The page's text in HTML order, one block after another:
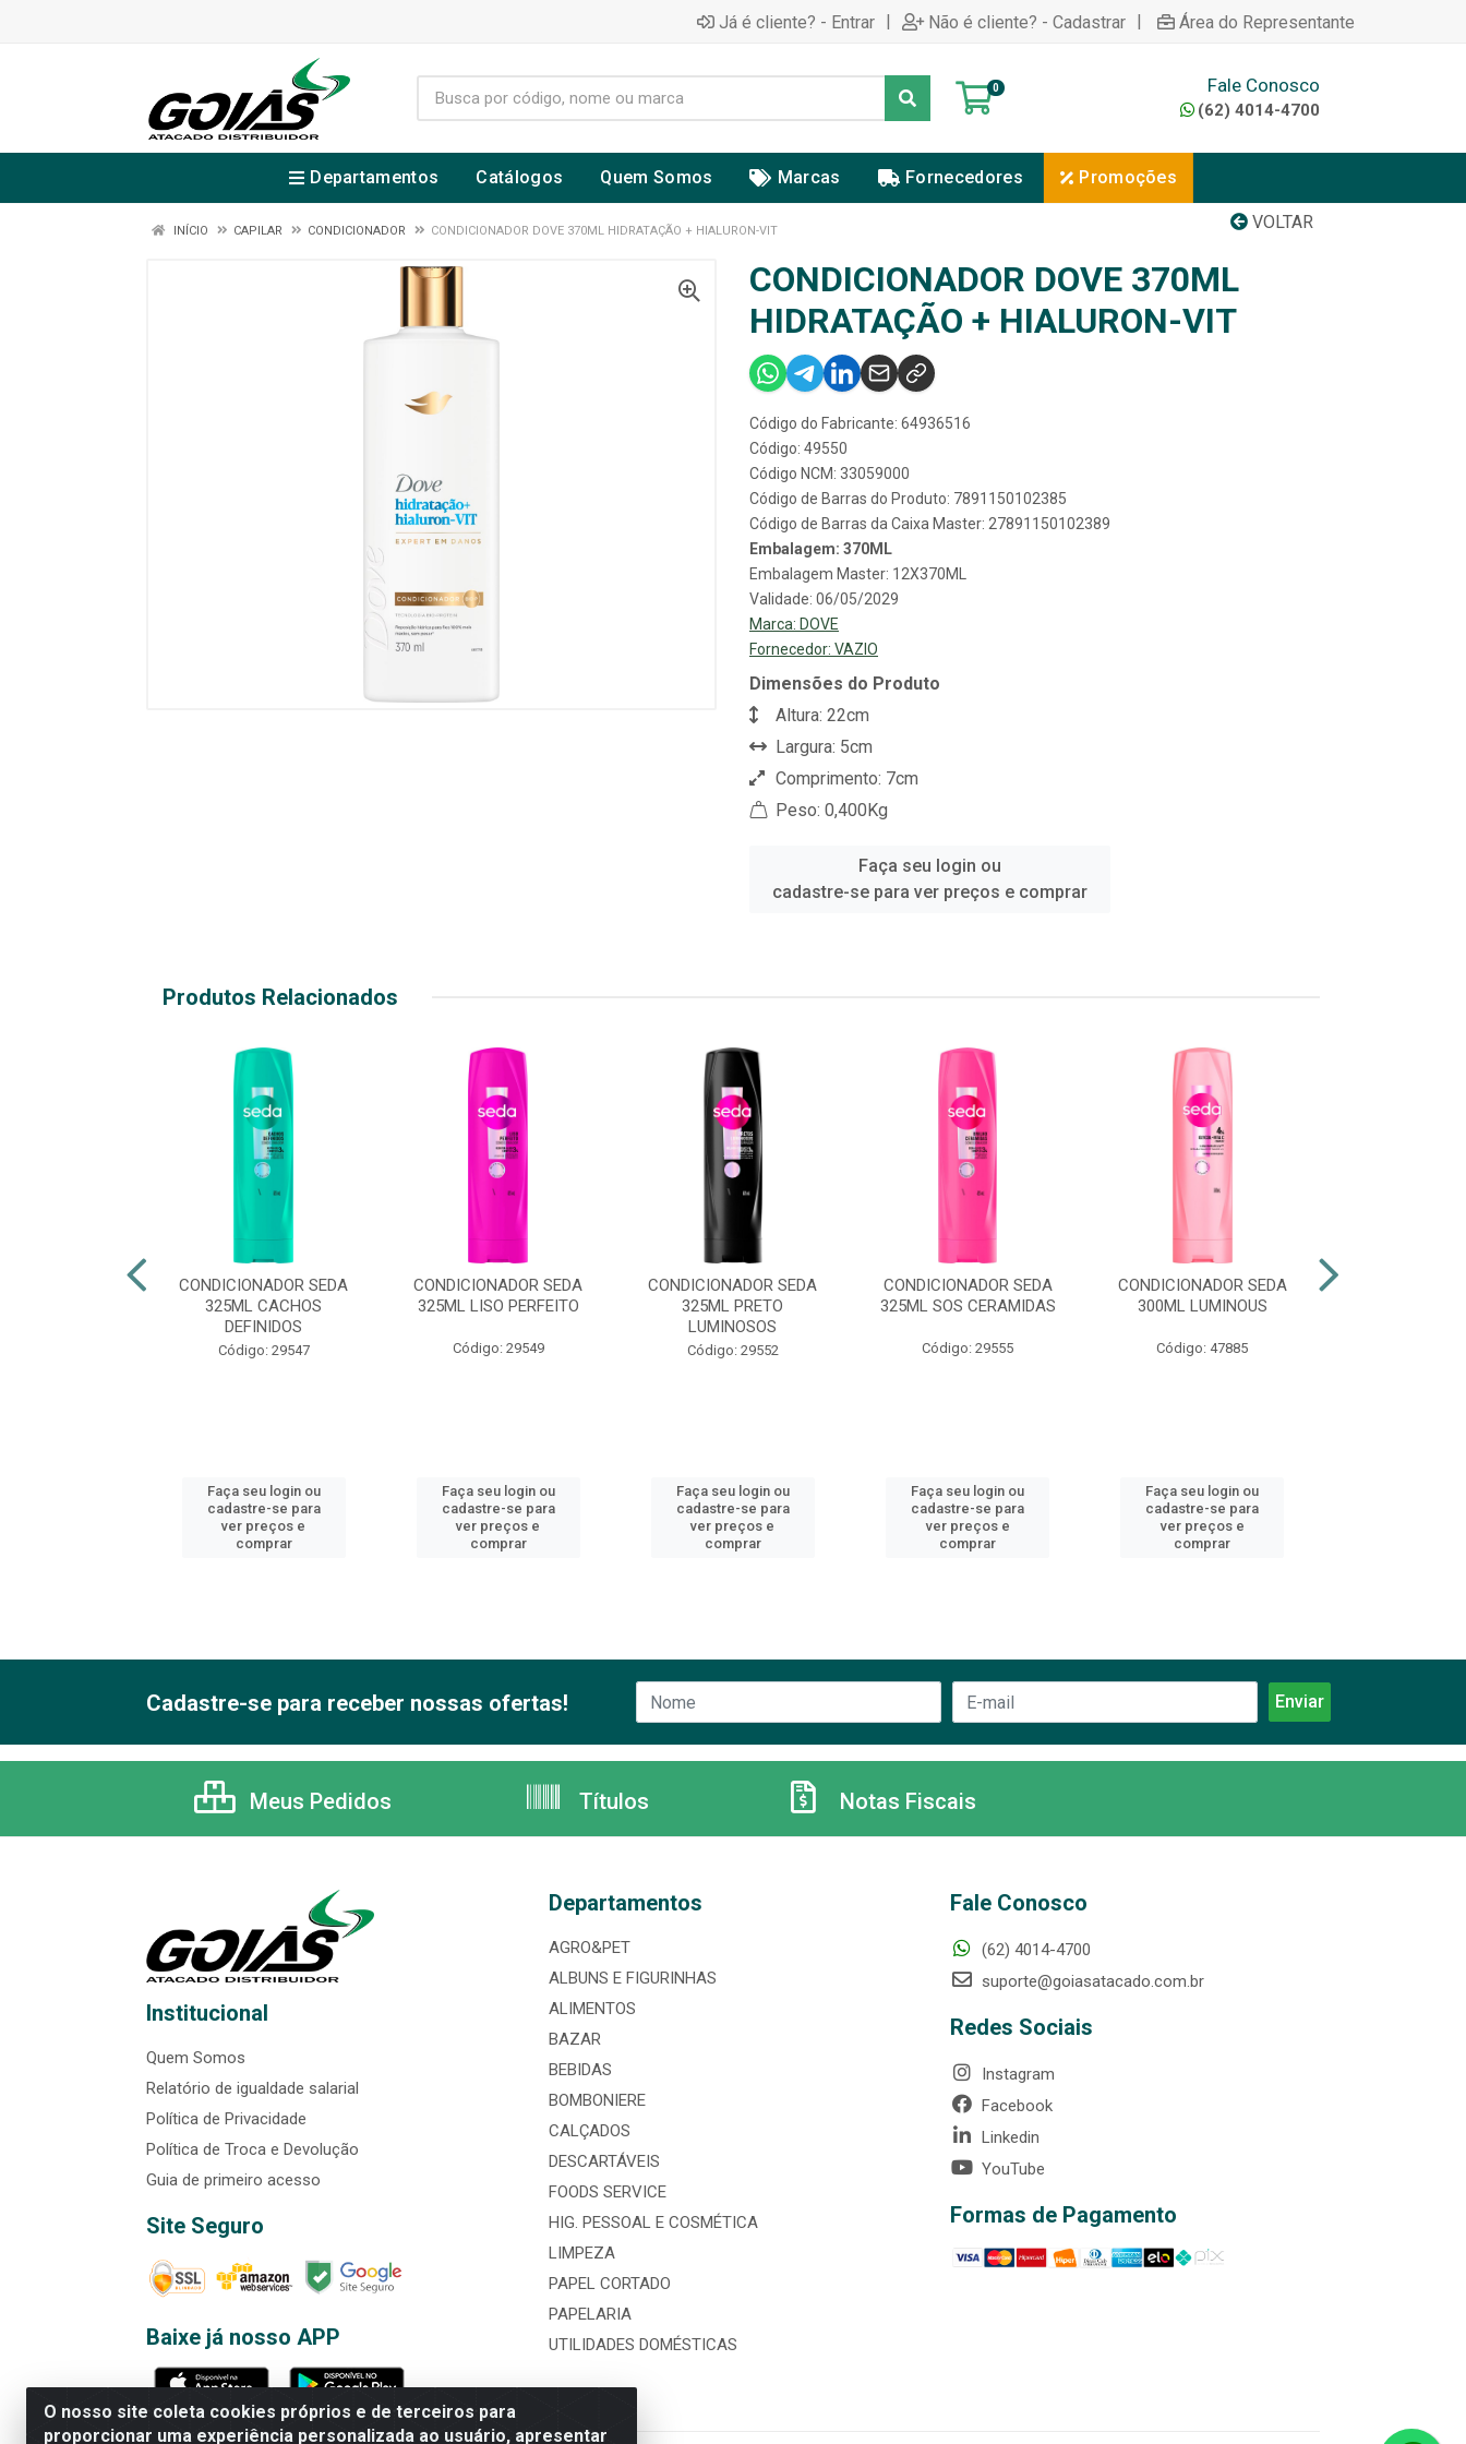
Já é cliente? - Entrar | Não é cliente? - Cadastrar | Área do Representante
0 Fale Conosco
(62) 4014-4700
Departamentos Catálogos Quem Somos Marcas Fornecedores Promoções
VOLTAR
INÍCIO CAPILAR CONDICIONADOR CONDICIONADOR DOVE 370ML HIDRATAÇÃO + HIALURON-VIT
CONDICIONADOR DOVE 370ML
HIDRATAÇÃO + HIALURON-VIT
Código do Fabricante: 64936516
Código: 49550
Código NCM: 33059000
Código de Barras do Produto: 7891150102385
Código de Barras da Caixa Master: 27891150102389
Embalagem: 370ML
Embalagem Master: 12X370ML
Validade: 06/05/2029
Marca: DOVE
Fornecedor: VAZIO
Dimensões do Produto
Altura: 22cm
Largura: 5cm
Comprimento: 7cm
Peso: 0,400Kg
Faça seu login ou
cadastre-se para ver preços e comprar
Produtos Relacionados
CONDICIONADOR SEDA
325ML CACHOS
DEFINIDOS
Código: 29547
Faça seu login ou
cadastre-se para
ver preços e
comprar
CONDICIONADOR SEDA
325ML LISO PERFEITO
Código: 29549
Faça seu login ou
cadastre-se para
ver preços e
comprar
CONDICIONADOR SEDA
325ML PRETO
LUMINOSOS
Código: 29552
Faça seu login ou
cadastre-se para
ver preços e
comprar
CONDICIONADOR SEDA
325ML SOS CERAMIDAS
Código: 29555
Faça seu login ou
cadastre-se para
ver preços e
comprar
CONDICIONADOR SEDA
300ML LUMINOUS
Código: 47885
Faça seu login ou
cadastre-se para
ver preços e
comprar
O nosso site coleta cookies próprios e de terceiros para
proporcionar uma experiência personalizada ao usuário, apresentar
Cadastre-se para receber nossas ofertas!
Meus Pedidos Títulos Notas Fiscais
Institucional
Quem Somos
Relatório de igualdade salarial
Política de Privacidade
Política de Troca e Devolução
Guia de primeiro acesso
Site Seguro
Baixe já nosso APP
Departamentos
AGRO&PET
ALBUNS E FIGURINHAS
ALIMENTOS
BAZAR
BEBIDAS
BOMBONIERE
CALÇADOS
DESCARTÁVEIS
FOODS SERVICE
HIG. PESSOAL E COSMÉTICA
LIMPEZA
PAPEL CORTADO
PAPELARIA
UTILIDADES DOMÉSTICAS
Fale Conosco
(62) 4014-4700
suporte@goiasatacado.com.br
Redes Sociais
Instagram
Facebook
Linkedin
YouTube
Formas de Pagamento